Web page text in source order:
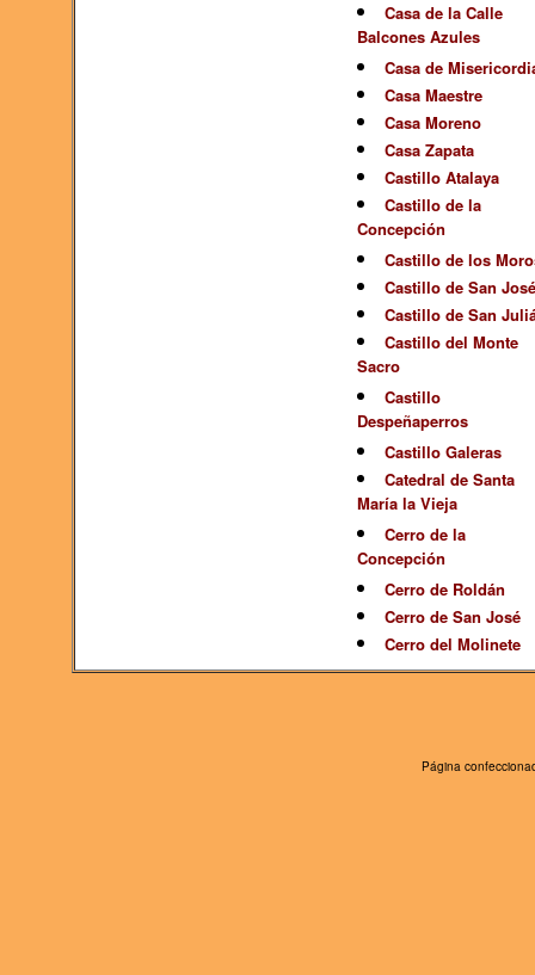
Casa de la Calle
Balcones Azules
Casa de
Casa Maestre
Casa Moreno
Casa Zapata
Castillo Atalaya
Castillo de la
Concepción
Castillo de los
Castillo de San José
Castillo de San
Castillo del Monte
Sacro
Castillo
Despeñaperros
Castillo Galeras
Catedral de Santa
María la Vieja
Cerro de la
Concepción
Cerro de Roldán
Cerro de San José
Cerro del Molinete
Página